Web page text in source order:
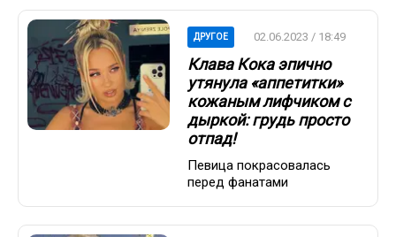
ДРУГОЕ 02.06.2023 / 18:49
Клава Кока эпично
утянула «аппетитки»
кожаным лифчиком с
дыркой: грудь просто
отпад!
Певица покрасовалась
перед фанатами